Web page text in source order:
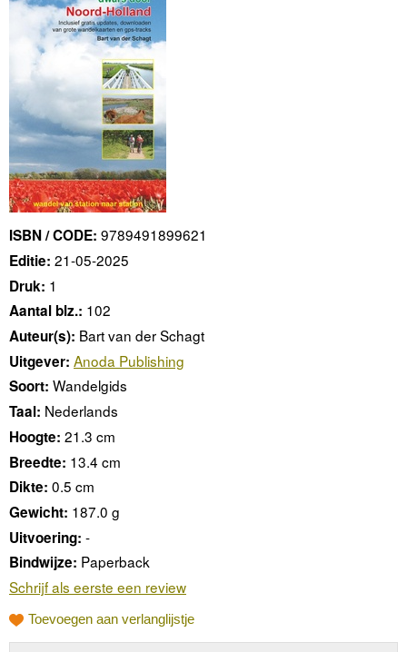
ISBN / CODE: 9789491899621
Editie: 21-05-2025
Druk: 1
Aantal blz.: 102
Auteur(s): Bart van der Schagt
Uitgever: Anoda Publishing
Soort: Wandelgids
Taal: Nederlands
Hoogte: 21.3 cm
Breedte: 13.4 cm
Dikte: 0.5 cm
Gewicht: 187.0 g
Uitvoering: -
Bindwijze: Paperback
Schrijf als eerste een review
Toevoegen aan verlanglijstje